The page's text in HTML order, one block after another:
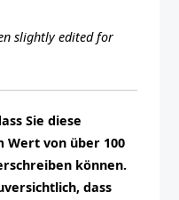
slightly edited for
Sie diese
Wert von über 100
können.
dass